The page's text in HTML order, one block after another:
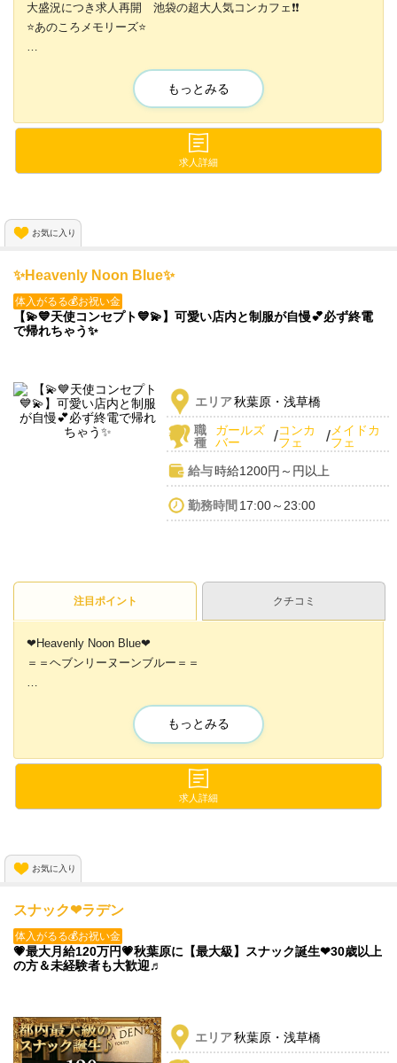
大盛況につき求人再開 池袋の超大人気コンカフェ❗️❗️
⭐️あのころメモリーズ⭐️
未経験者大歓迎で、今なら採用率UP中⭐️
基本時給3000円＋各種高額バックで
朝・昼・夜自分の予定に合わせて働けます💫
もっとみる
求人詳細
お気に入り
✨Heavenly Noon Blue✨
体入がるる💰お祝い金
【💫💙天使コンセプト💙💫】可愛い店内と制服が自慢💕必ず終電
で帰れちゃう✨
エリア秋葉原・浅草橋
職
種
ガールズ
バー
/コンカ
フェ
/ メイドカ
フェ
給与時給1200円～円以上
勤務時間 17:00～23:00
注目ポイント クチコミ
❤Heavenly Noon Blue❤
＝＝ヘブンリーヌーンブルー＝＝
淡いスカイブルーを基調にした
見学やお話だけでも大丈夫ですので、ご応募お待ちしております❤
もっとみる
求人詳細
お気に入り
スナック❤ラデン
体入がるる💰お祝い金
💗最大月給120万円💗秋葉原に【最大級】スナック誕生❤30歳以上
の方＆未経験者も大歓迎♬
エリア秋葉原・浅草橋